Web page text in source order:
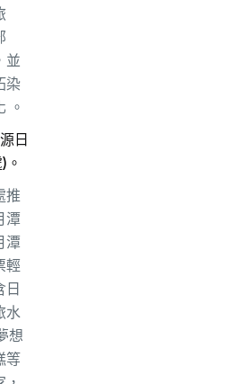
並
染
。
日
。
推
潭
潭
輕
日
水
想
等